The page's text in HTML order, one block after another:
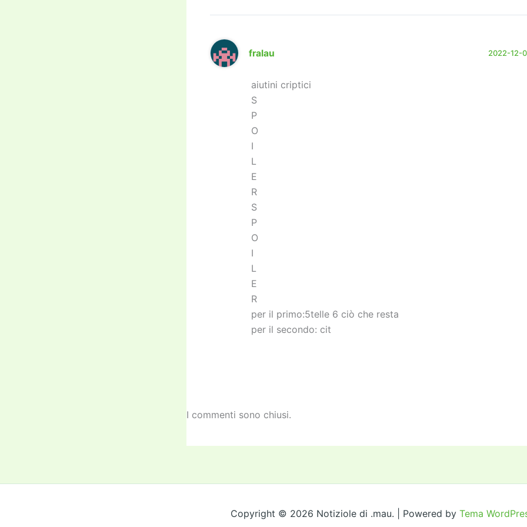
fralau 2022-12-
aiutini criptici
S
P
O
I
L
E
R
S
P
O
I
L
E
R
per il primo:5telle 6 ciò che resta
per il secondo: cit
I commenti sono chiusi.
Copyright © 2026 Notiziole di .mau. | Powered by Tema